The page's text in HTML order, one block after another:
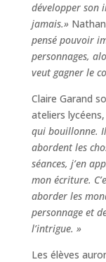
développer son
jamais.»
pensé pouvoir
personnages,
veut gagner le
Claire Garand
ateliers
qui bouillonne.
abordent les
séances, j’en
mon écriture.
aborder les
personnage et
l’intrigue. »
Les élèves